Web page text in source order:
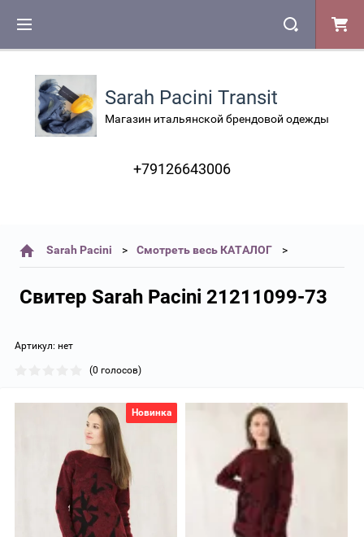
Sarah Pacini Transit
Магазин итальянской брендовой одежды
+79126643006
Sarah Pacini Смотреть весь КАТАЛОГ
Свитер Sarah Pacini 21211099-73
Артикул: нет
(0 голосов)
Новинка